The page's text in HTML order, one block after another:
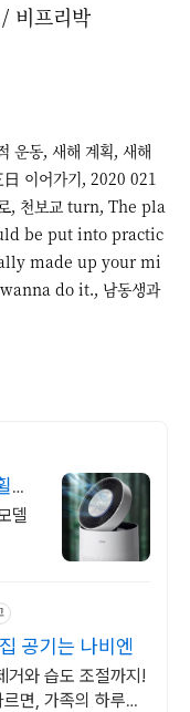
비프리박
운동, 새해 계획, 새해
日 이어가기, 2020 021
로, 천보교 turn, The pla
be put into practic
made up your mi
do it., 남동생과
증
델
공기는 나비엔
거와 습도 조절까지!
면, 가족의 하루도